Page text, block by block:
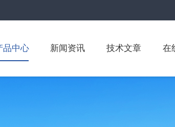
品中心 新闻资讯 技术文章 在